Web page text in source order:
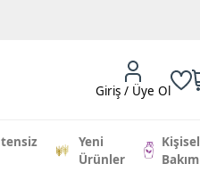
Giriş / Üye Ol
Yeni
Ürünler
Kişisel
Bakım